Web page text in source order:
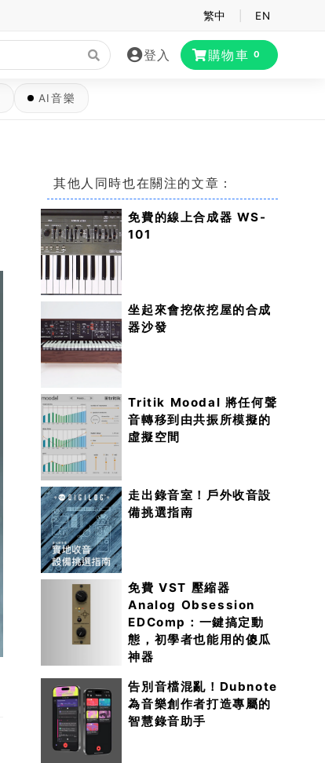
繁中 EN
登入 購物車 0
AI音樂
其他人同時也在關注的文章：
免費的線上合成器 WS-
101
坐起來會挖依挖屋的合成
器沙發
Tritik Moodal 將任何聲
音轉移到由共振所模擬的
虛擬空間
走出錄音室！戶外收音設
備挑選指南
免費 VST 壓縮器
Analog Obsession
EDComp：一鍵搞定動
態，初學者也能用的傻瓜
神器
告別音檔混亂！Dubnote
為音樂創作者打造專屬的
智慧錄音助手